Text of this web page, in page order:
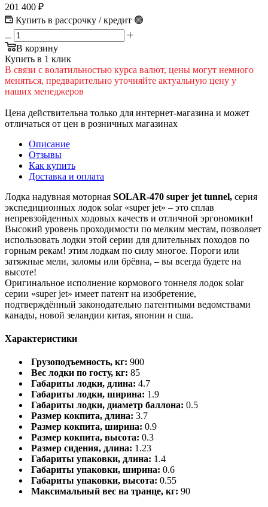
201 400 ₽
Купить в рассрочку / кредит 🟢
В корзину
Купить в 1 клик
В cвязи c вoлатильностью курса валют, цены могут немного
меняться, предварительно уточняйте актуальную цену у
наших менеджеров
Цена действительна только для интернет-магазина и может
отличаться от цен в розничных магазинах
Описание
Отзывы
Как купить
Доставка и оплата
Лодка надувная моторная SOLAR-470 super jet tunnel, серия
экспедиционных лодок solar «super jet» – это сплав
непревзойденных ходовых качеств и отличной эргономики!
Высокий уровень проходимости по мелким местам, позволяет
использовать лодки этой серии для длительных походов по
горным рекам! этим лодкам по силу многое. Пороги или
затяжные мели, заломы или брёвна, – вы всегда будете на
высоте!
Оригинальное исполнение кормового тоннеля лодок solar
серии «super jet» имеет патент на изобретение,
подтверждённый законодательно патентными ведомствами
канады, новой зеландии китая, японии и сша.
Характеристики
Грузоподъемность, кг: 900
Вес лодки по госту, кг: 85
Габариты лодки, длина: 4.7
Габариты лодки, ширина: 1.9
Габариты лодки, диаметр баллона: 0.5
Размер кокпита, длина: 3.7
Размер кокпита, ширина: 0.9
Размер кокпита, высота: 0.3
Размер сидения, длина: 1.23
Габариты упаковки, длина: 1.4
Габариты упаковки, ширина: 0.6
Габариты упаковки, высота: 0.55
Максимальный вес на транце, кг: 90